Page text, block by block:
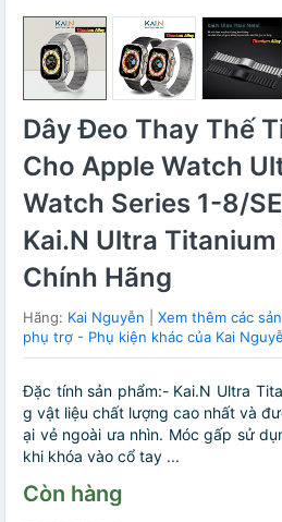
Dây Đeo Thay Thế
Cho Apple Watch
Watch Series 1-8/
Kai.N Ultra
Chính Hãng
Hãng: Kai Nguyễn
Xem thêm các
phụ trợ - Phụ kiện khác của Kai
Đặc tính sản phẩm:- Kai.N Ultra
g vật liệu chất lượng cao nhất và
ại vẻ ngoài ưa nhìn. Móc gấp sử
khi khóa vào cổ tay ...
Còn hàng